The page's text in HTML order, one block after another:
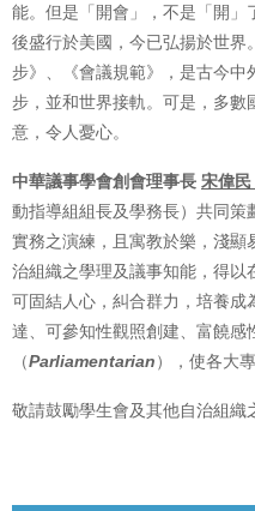
能。但是「開會」，不是「開」
後盛行於美國，今已弘揚於世界
步》、《會議規範》，是古今中
步，並和世界接軌。可是，多數
意，令人憂心。
中華議事學會創會理事長 宋偉民
動指導組組長及學務長）共同策
實務之演練，且寓教於樂，淺顯
治組織之學理及議事知能，得
可固結人心，糾合群力，培養成
達、可參知性觀照創建、富饒感
（Parliamentarian），使各大
敬請鼓勵學生會及其他自治組織